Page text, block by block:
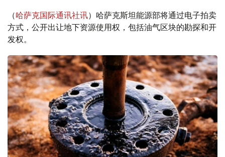
（哈萨克国际通讯社讯）哈萨克斯坦能源部将通过电子拍卖
方式，公开出让地下资源使用权，包括油气区块的勘探和开
发权。